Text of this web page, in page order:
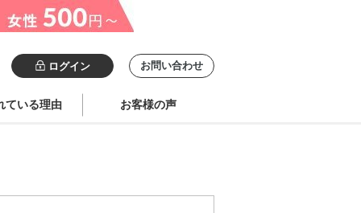
ログイン お問い合わせ
ている理由 お客様の声